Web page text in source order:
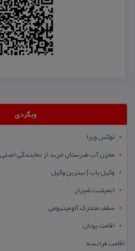
وبگردی
لوکس ویزا
مخزن آب طبرستان خرید از نمایندگی اصلی
وکیل یاب | بهترین وکیل
ایمپلنت شیراز
سقف متحرک آلومینیومی
اقامت یونان
اقامت فرانسه